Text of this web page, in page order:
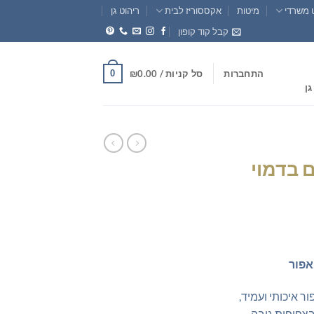
משרדי מיטות אקססוריז לבית
ריהוט גן
קבל קוד קופון
התחברות סל קניות / ₪0.00
0
בדמוי
איכותי ועמיד,